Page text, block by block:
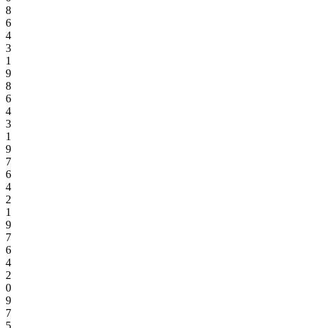
8
6
4
3
1
9
8
6
4
3
1
9
7
6
4
2
1
9
7
6
4
2
0
9
7
5